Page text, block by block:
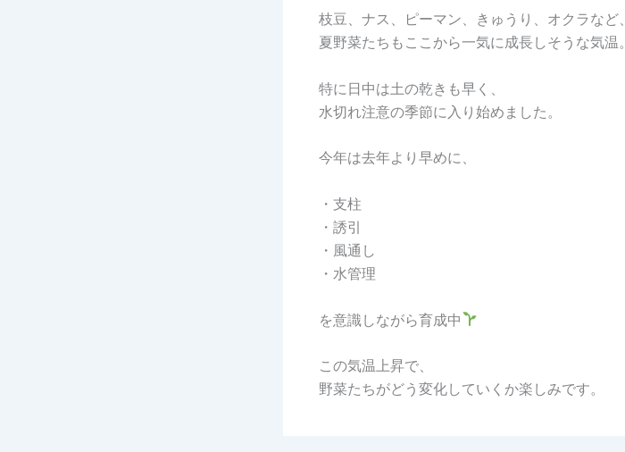
枝豆、ナス、ピーマン、きゅうり、オクラなど、
夏野菜たちもここから一気に成長しそうな気温。
特に日中は土の乾きも早く、
水切れ注意の季節に入り始めました。
今年は去年より早めに、
・支柱
・誘引
・風通し
・水管理
を意識しながら育成中
この気温上昇で、
野菜たちがどう変化していくか楽しみです。